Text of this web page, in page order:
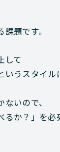
題です。
して
いうスタイ
いので、
るか？」を必